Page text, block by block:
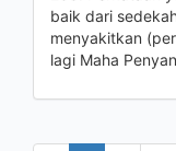
baik dari
menyakitkan
lagi Maha